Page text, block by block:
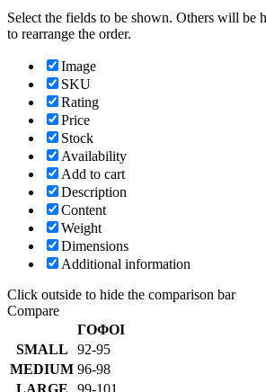
Select the fields to be shown. Others will be
to rearrange the order.
Image
SKU
Rating
Price
Stock
Availability
Add to cart
Description
Content
Weight
Dimensions
Additional information
Click outside to hide the comparison bar
Compare
ΓΟΦΟΙ
SMALL
92-95
MEDIUM 96-98
LARGE
99-101